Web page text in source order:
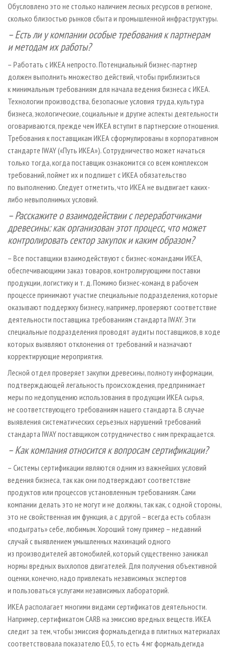
Обусловлено это не столько наличием лесных ресурсов в регионе,
сколько близостью рынков сбыта и промышленной инфраструктуры.
– Есть ли у компании особые требования к партнерам
и методам их работы?
– Работать с ИКЕА непросто. Потенциальный бизнес-партнер
должен выполнить множество действий, чтобы приблизиться
к минимальным требованиям для начала ведения бизнеса с ИКЕА.
Технологии производства, безопасные условия труда, культура
бизнеса, экологические, социальные и другие аспекты деятельности
оговариваются, прежде чем ИКЕА вступит в партнерские отношения.
Требования к поставщикам ИКЕА сформулированы в корпоративном
стандарте IWAY («Путь ИКЕА»). Сотрудничество может начаться
только тогда, когда поставщик ознакомится со всем комплексом
требований, поймет их и подпишет с ИКЕА обязательство
по выполнению. Следует отметить, что ИКЕА не выдвигает каких-
либо невыполнимых условий.
– Расскажите о взаимодействии с переработчиками
древесины: как организован этот процесс, что может
контролировать сектор закупок и каким образом?
– Все поставщики взаимодействуют с бизнес-командами ИКЕА,
обеспечивающими заказ товаров, контролирующими поставки
продукции, логистику и т. д. Помимо бизнес-команд в рабочем
процессе принимают участие специальные подразделения, которые
оказывают поддержку бизнесу, например, проверяют соответствие
деятельности поставщика требованиям стандарта IWAY. Эти
специальные подразделения проводят аудиты поставщиков, в ходе
которых выявляют отклонения от требований и назначают
корректирующие мероприятия.
Лесной отдел проверяет закупки древесины, полноту информации,
подтверждающей легальность происхождения, предпринимает
меры по недопущению использования в продукции ИКЕА сырья,
не соответствующего требованиям нашего стандарта. В случае
выявления систематических серьезных нарушений требований
стандарта IWAY поставщиком сотрудничество с ним прекращается.
– Как компания относится к вопросам сертификации?
– Системы сертификации являются одним из важнейших условий
ведения бизнеса, так как они подтверждают соответствие
продуктов или процессов установленным требованиям. Сами
компании делать это не могут и не должны, так как, с одной стороны,
это не свойственная им функция, а с другой – всегда есть соблазн
«подыграть» себе, любимым. Хороший тому пример – недавний
случай с выявлением умышленных махинаций одного
из производителей автомобилей, который существенно занижал
нормы вредных выхлопов двигателей. Для получения объективной
оценки, конечно, надо привлекать независимых экспертов
и пользоваться услугами независимых лабораторий.
ИКЕА располагает многими видами сертификатов деятельности.
Например, сертификатом CARB на эмиссию вредных веществ. ИКЕА
следит за тем, чтобы эмиссия формальдегида в плитных материалах
соответствовала показателю Е0,5, то есть 4 мг формальдегида